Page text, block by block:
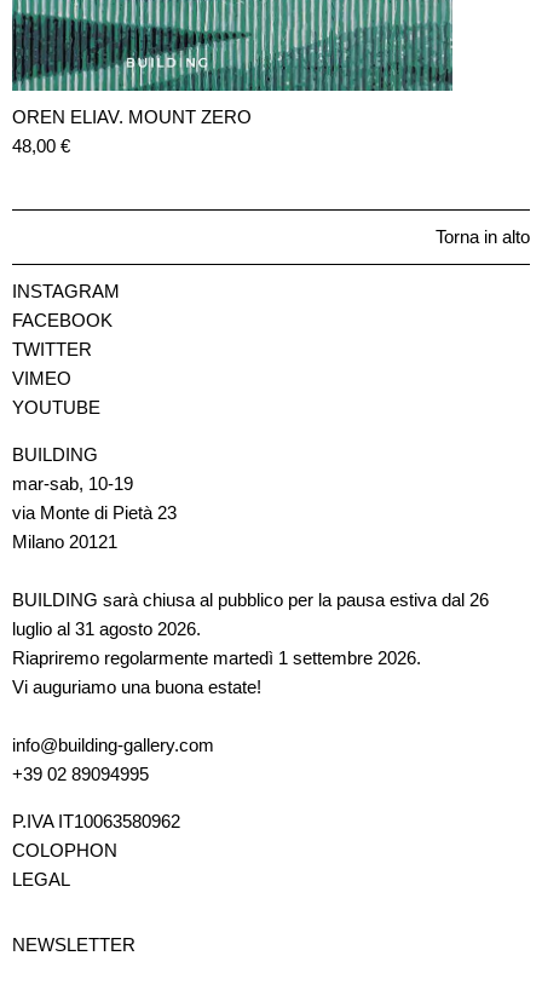
OREN ELIAV. MOUNT ZERO
48,00 €
Torna in alto
INSTAGRAM
FACEBOOK
TWITTER
VIMEO
YOUTUBE
BUILDING
mar-sab, 10-19
via Monte di Pietà 23
Milano 20121
BUILDING sarà chiusa al pubblico per la pausa estiva dal 26
luglio al 31 agosto 2026.
Riapriremo regolarmente martedì 1 settembre 2026.
Vi auguriamo una buona estate!
info@building-gallery.com
+39 02 89094995
P.IVA IT10063580962
COLOPHON
LEGAL
NEWSLETTER